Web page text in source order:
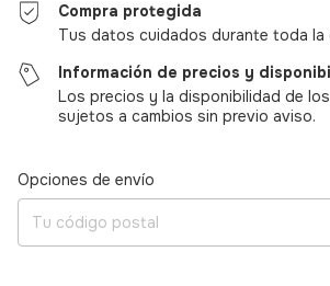
Compra protegida
Tus datos cuidados durante toda la
Información de precios y
Los precios y la disponibilidad de
sujetos a cambios sin previo aviso.
Entregas para el CP:
Opciones de envío